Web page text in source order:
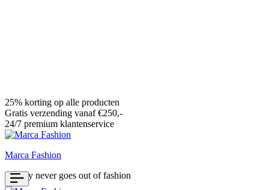
25% korting op alle producten
Gratis verzending vanaf €250,-
24/7 premium klantenservice
Marca Fashion
Luxury never goes out of fashion